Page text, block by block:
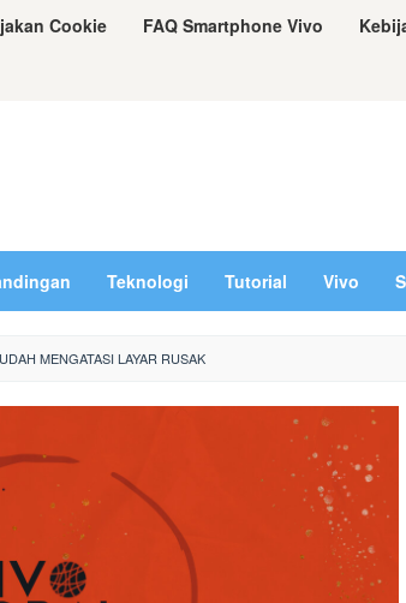
Cookie FAQ Smartphone Vivo
Teknologi Tutorial Vivo
MENGATASI LAYAR RUSAK